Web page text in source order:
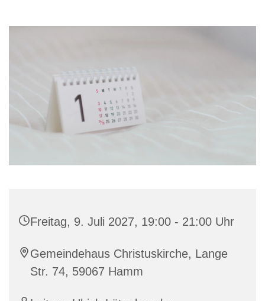
Freitag, 9. Juli 2027, 19:00 - 21:00 Uhr
Gemeindehaus Christuskirche, Lange
Str. 74, 59067 Hamm